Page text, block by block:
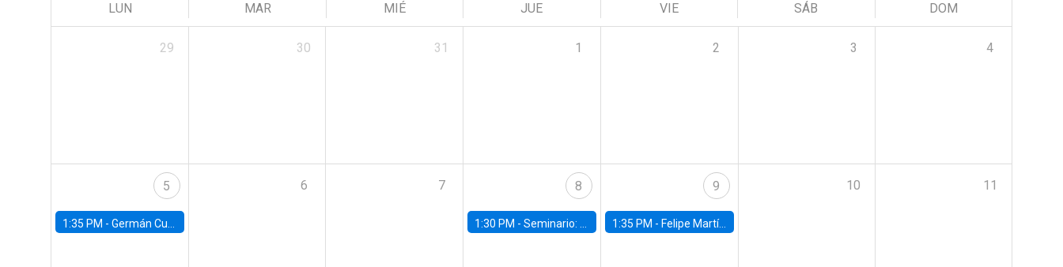
LUN MAR MIÉ JUE VIE SÁB DOM
29 30 31 1 2 3 4
5
1:35 PM - Germán Cubas, University of Houston
6 7 8
1:30 PM -Seminario: “Recuperando la humanidad para progresar en la era de la IA»
9
1:35 PM - Felipe Martínez, alumno Doctorado en Economía UC
10 11